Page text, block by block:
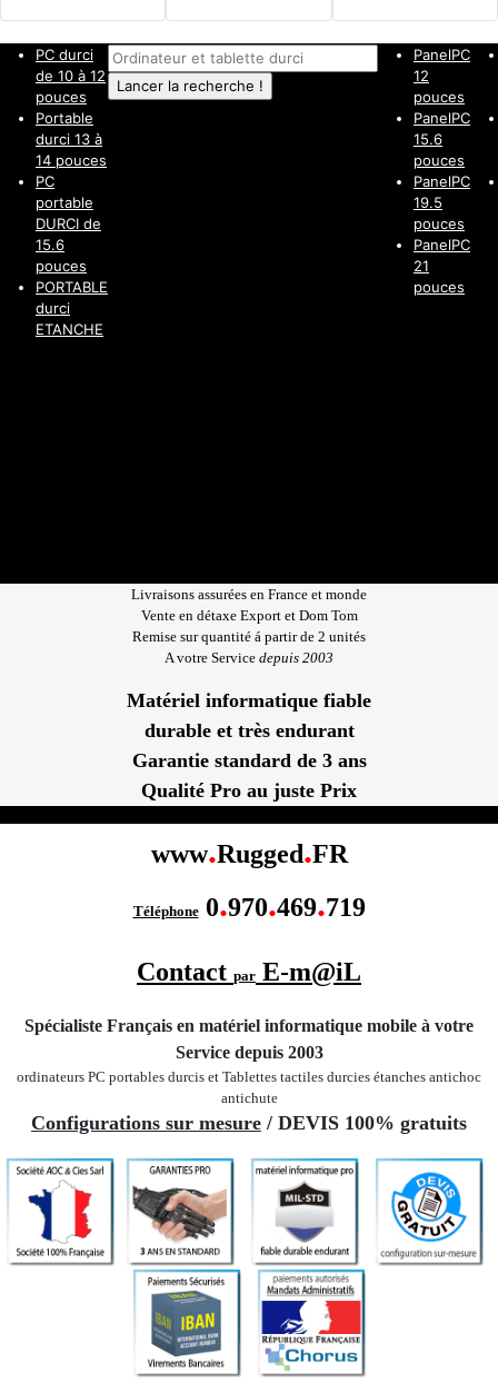
PC durci
de 10 à 12
pouces
Portable
durci 13 à
14 pouces
PC
portable
DURCI de
15.6
pouces
PORTABLE
durci
ETANCHE
PanelPC
12
pouces
PanelPC
15.6
pouces
PanelPC
19.5
pouces
PanelPC
21
pouces
Livraisons assurées en France et monde
Vente en détaxe Export et Dom Tom
Remise sur quantité á partir de 2 unités
A votre Service depuis 2003
Matériel informatique fiable
durable et très endurant
Garantie standard de 3 ans
Qualité Pro au juste Prix
www.Rugged.FR
Téléphone0.970.469.719
Contact par E-m@iL
Spécialiste Français en matériel informatique mobile à votre
Service depuis 2003
ordinateurs PC portables durcis et Tablettes tactiles durcies étanches antichoc
antichute
Configurations sur mesure / DEVIS 100% gratuits